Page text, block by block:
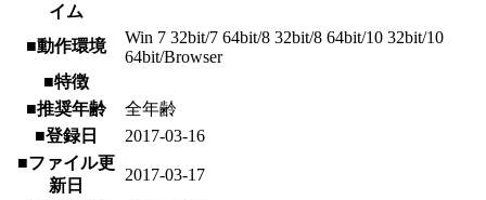
イム
■動作環境
Win 7 32bit/7 64bit/8 32bit/8 64bit/10 32bit/10
64bit/Browser
■特徴
■推奨年齢
全年齢
■登録日
2017-03-16
■ファイル更
新日
2017-03-17